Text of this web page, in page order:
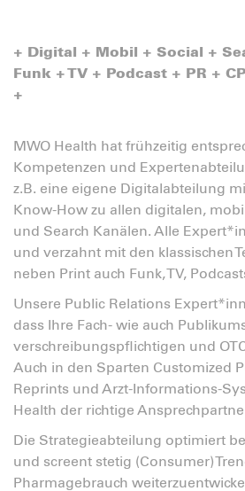
+ Digital + Mobil + Social +
Funk + TV + Podcast + PR +
+
MWO Health hat frühzeitig
Kompetenzen und
z.B. eine eigene Digitalabteilung
Know-How zu allen digitalen,
und Search Kanälen. Alle
und verzahnt mit den klassischen
neben Print auch Funk, TV,
Unsere Public Relations
dass Ihre Fach- wie auch
verschreibungspflichtigen und
Auch in den Sparten Customized
Reprints und Arzt-Informations-
Health der richtige
Die Strategieabteilung optimiert
und screent stetig (Consumer)
Pharmagebrauch